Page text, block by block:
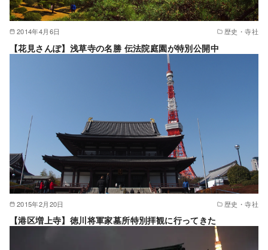
2014年4月6日 歴史・寺社
【花見さんぽ】浅草寺の名勝 伝法院庭園が特別公開中
2015年2月20日 歴史・寺社
【港区増上寺】徳川将軍家墓所特別拝観に行ってきた